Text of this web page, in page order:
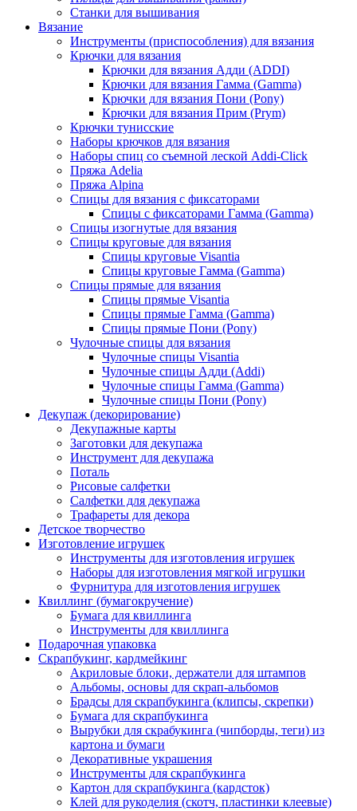
Станки для вышивания
Вязание
Инструменты (приспособления) для вязания
Крючки для вязания
Крючки для вязания Адди (ADDI)
Крючки для вязания Гамма (Gamma)
Крючки для вязания Пони (Pony)
Крючки для вязания Прим (Prym)
Крючки тунисские
Наборы крючков для вязания
Наборы спиц со съемной леской Addi-Click
Пряжа Adelia
Пряжа Alpina
Спицы для вязания с фиксаторами
Спицы с фиксаторами Гамма (Gamma)
Спицы изогнутые для вязания
Спицы круговые для вязания
Спицы круговые Visantia
Спицы круговые Гамма (Gamma)
Спицы прямые для вязания
Спицы прямые Visantia
Спицы прямые Гамма (Gamma)
Спицы прямые Пони (Pony)
Чулочные спицы для вязания
Чулочные спицы Visantia
Чулочные спицы Адди (Addi)
Чулочные спицы Гамма (Gamma)
Чулочные спицы Пони (Pony)
Декупаж (декорирование)
Декупажные карты
Заготовки для декупажа
Инструмент для декупажа
Поталь
Рисовые салфетки
Салфетки для декупажа
Трафареты для декора
Детское творчество
Изготовление игрушек
Инструменты для изготовления игрушек
Наборы для изготовления мягкой игрушки
Фурнитура для изготовления игрушек
Квиллинг (бумагокручение)
Бумага для квиллинга
Инструменты для квиллинга
Подарочная упаковка
Скрапбукинг, кардмейкинг
Акриловые блоки, держатели для штампов
Альбомы, основы для скрап-альбомов
Брадсы для скрапбукинга (клипсы, скрепки)
Бумага для скрапбукинга
Вырубки для скрабукинга (чипборды, теги) из
картона и бумаги
Декоративные украшения
Инструменты для скрапбукинга
Картон для скрапбукинга (кардсток)
Клей для рукоделия (скотч, пластинки клеевые)